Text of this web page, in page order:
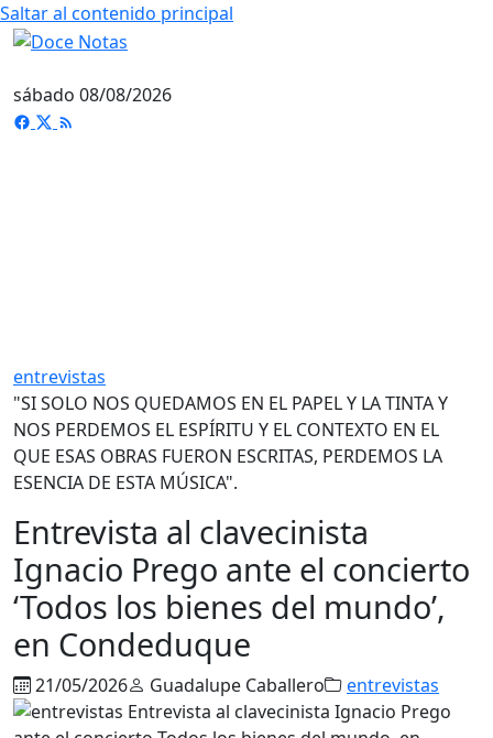
Saltar al contenido principal
sábado 08/08/2026
entrevistas
"SI SOLO NOS QUEDAMOS EN EL PAPEL Y LA TINTA Y
NOS PERDEMOS EL ESPÍRITU Y EL CONTEXTO EN EL
QUE ESAS OBRAS FUERON ESCRITAS, PERDEMOS LA
ESENCIA DE ESTA MÚSICA".
Entrevista al clavecinista
Ignacio Prego ante el concierto
‘Todos los bienes del mundo’,
en Condeduque
21/05/2026 Guadalupe Caballero entrevistas